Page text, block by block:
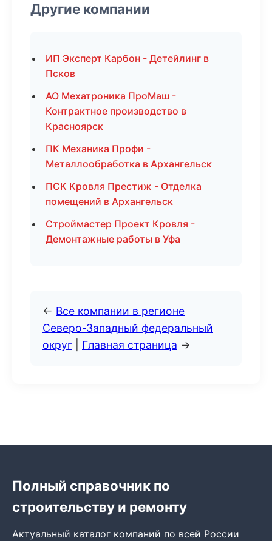
Другие компании
ИП Эксперт Карбон - Детейлинг в
Псков
АО Мехатроника ПроМаш -
Контрактное производство в
Красноярск
ПК Механика Профи -
Металлообработка в Архангельск
ПСК Кровля Престиж - Отделка
помещений в Архангельск
Строймастер Проект Кровля -
Демонтажные работы в Уфа
← Все компании в регионе
Северо-Западный федеральный
округ
Главная страница →
Полный справочник по
строительству и ремонту
Актуальный каталог компаний по всей России